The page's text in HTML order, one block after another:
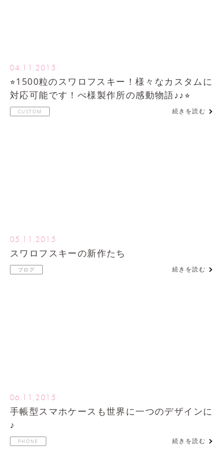
04.11,2015
⭐︎1500粒のスワロフスキー！様々なカスタムに
対応可能です！ぺ様製作所の感動物語♪♪⭐︎
CUSTOM 続きを読む
05.11,2015
スワロフスキーの新作たち
ブログ 続きを読む
06.11,2015
手帳型スマホケースも世界に一つのデザインに
♪
PHONE 続きを読む